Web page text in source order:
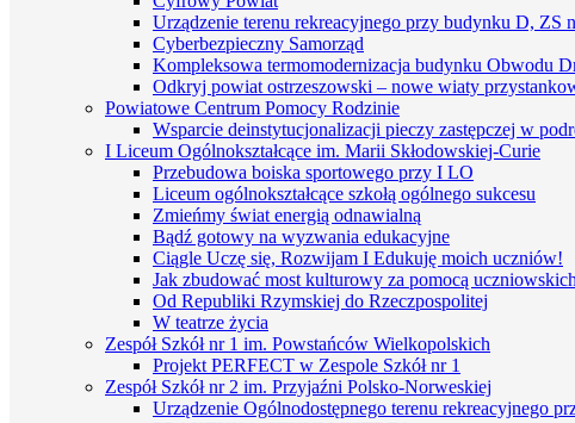
Urządzenie terenu rekreacyjnego przy budynku D,
Cyberbezpieczny Samorząd
Kompleksowa termomodernizacja budynku Obwodu
Odkryj powiat ostrzeszowski – nowe wiaty
Powiatowe Centrum Pomocy Rodzinie
Wsparcie deinstytucjonalizacji pieczy zastępczej w
I Liceum Ogólnokształcące im. Marii Skłodowskiej-Curie
Przebudowa boiska sportowego przy I LO
Liceum ogólnokształcące szkołą ogólnego sukcesu
Zmieńmy świat energią odnawialną
Bądź gotowy na wyzwania edukacyjne
Ciągle Uczę się, Rozwijam I Edukuję moich uczniów!
Jak zbudować most kulturowy za pomocą
Od Republiki Rzymskiej do Rzeczpospolitej
W teatrze życia
Zespół Szkół nr 1 im. Powstańców Wielkopolskich
Projekt PERFECT w Zespole Szkół nr 1
Zespół Szkół nr 2 im. Przyjaźni Polsko-Norweskiej
Urządzenie Ogólnodostępnego terenu rekreacyjnego